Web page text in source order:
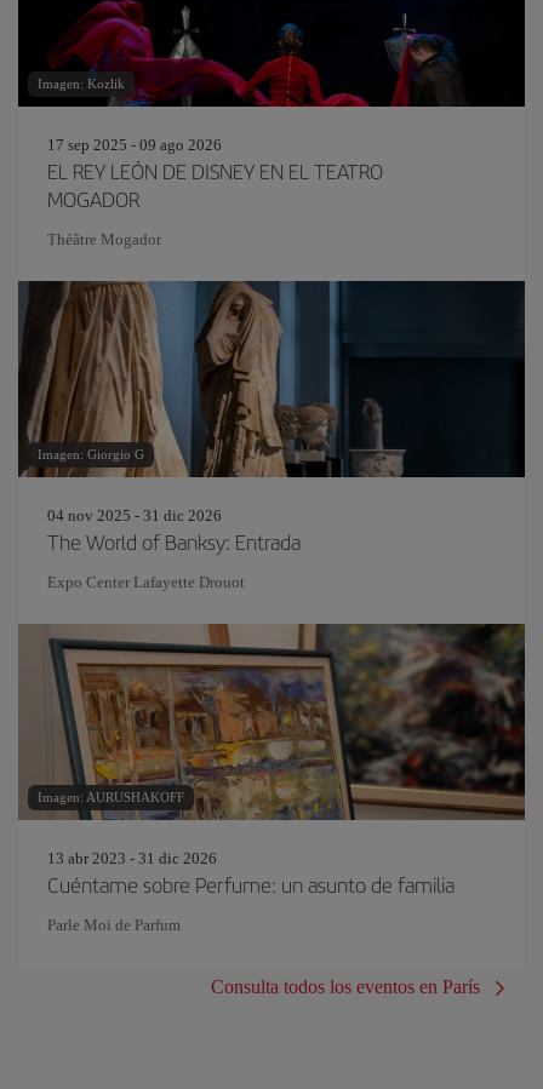
Imagen: Kozlik
17 sep 2025 - 09 ago 2026
EL REY LEÓN DE DISNEY EN EL TEATRO
MOGADOR
Théâtre Mogador
Imagen: Giorgio G
04 nov 2025 - 31 dic 2026
The World of Banksy: Entrada
Expo Center Lafayette Drouot
Imagen: AURUSHAKOFF
13 abr 2023 - 31 dic 2026
Cuéntame sobre Perfume: un asunto de familia
Parle Moi de Parfum
Consulta todos los eventos en París